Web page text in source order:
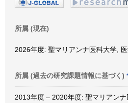
所属 (現在)
2026年度: 聖マリアンナ医科大学,
所属 (過去の研究課題情報に基づく)
2013年度 – 2020年度: 聖マリアン